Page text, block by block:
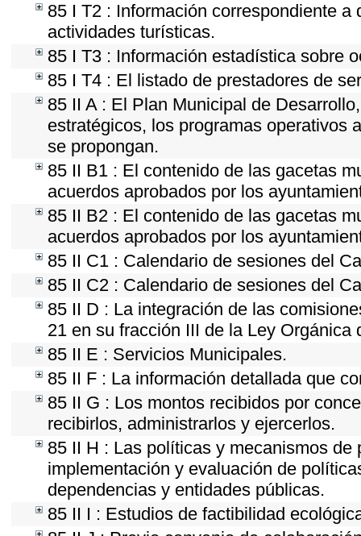
85 I T2 : Información correspondiente
actividades turísticas.
85 I T3 : Información estadística sobre
85 I T4 : El listado de prestadores de
85 II A : El Plan Municipal de
estratégicos, los programas operativos
se propongan.
85 II B1 : El contenido de las gacetas
acuerdos aprobados por los
85 II B2 : El contenido de las gacetas
acuerdos aprobados por los
85 II C1 : Calendario de sesiones del
85 II C2 : Calendario de sesiones del
85 II D : La integración de las
21 en su fracción III de la Ley Orgánica
85 II E : Servicios Municipales.
85 II F : La información detallada que
85 II G : Los montos recibidos por
recibirlos, administrarlos y ejercerlos.
85 II H : Las políticas y mecanismos
implementación y evaluación de
dependencias y entidades públicas.
85 II I : Estudios de factibilidad